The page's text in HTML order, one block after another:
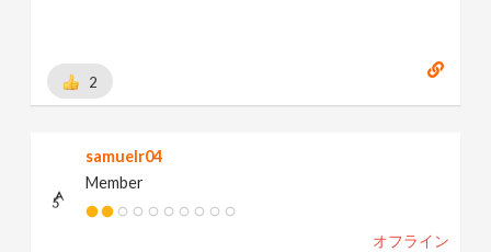
2
samuelr04
Member
オフライン